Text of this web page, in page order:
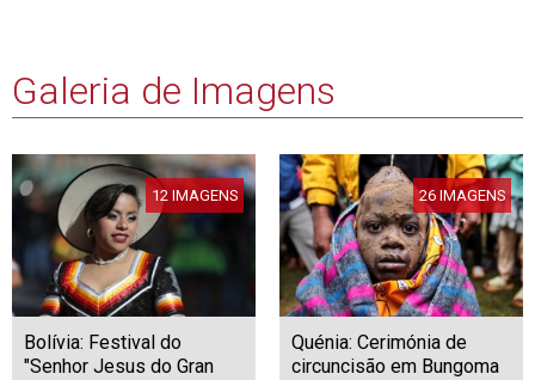
Galeria de Imagens
12 IMAGENS
Bolívia: Festival do
"Senhor Jesus do Gran
26 IMAGENS
Quénia: Cerimónia de
circuncisão em Bungoma